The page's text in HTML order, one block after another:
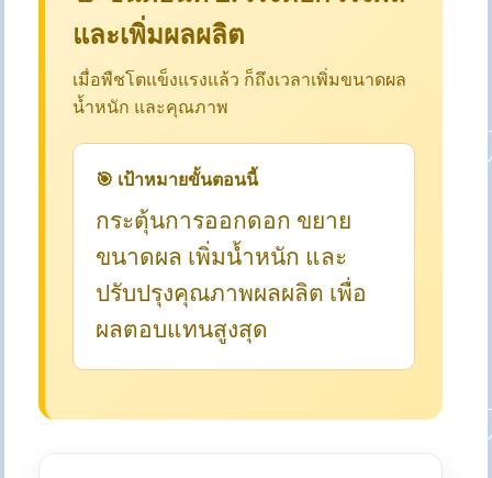
และเพิ่มผลผลิต
เมื่อพืชโตแข็งแรงแล้ว ก็ถึงเวลาเพิ่มขนาดผล
น้ำหนัก และคุณภาพ
🎯 เป้าหมายขั้นตอนนี้
กระตุ้นการออกดอก ขยาย
ขนาดผล เพิ่มน้ำหนัก และ
ปรับปรุงคุณภาพผลผลิต เพื่อ
ผลตอบแทนสูงสุด